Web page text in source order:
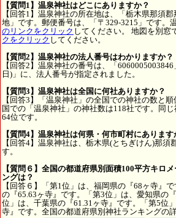
【質問1】温泉神社はどこにありますか？
【回答1】温泉神社の所在地は、「栃木県那須
地」です。郵便番号は、「〒329-3215」です。
のリンクをクリック してください。 地図を別窓
クをクリック してください。
【質問2】温泉神社の法人番号はわかりますか？
【回答2】温泉神社の番号は、「
日)」に、法人番号が指定されました。
【質問3】温泉神社は全国に何社ありますか？
【回答3】「温泉神社」の全国での神社の数と
国での「温泉神社」の神社数は118社です。同
64位です。
【質問4】温泉神社は何県・何市町村にあります
【回答4】温泉神社は、栃木県(とちぎけん)那須
す。
【質問６】全国の都道府県別面積100平方キロ
ングは？
【回答６】「第1位」は、福岡県の『68ヶ寺』
の『65.63ヶ寺』です。「第3位」は、愛知県の
位」は、千葉県の『61.31ヶ寺』です。「第5位
寺』です。全国の都道府県別神社ランキングの